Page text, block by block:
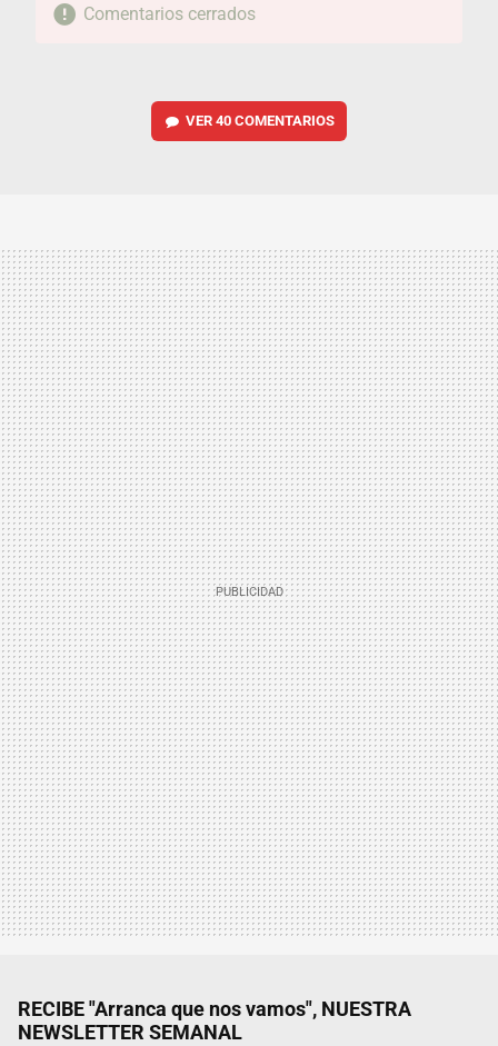
Comentarios cerrados
VER 40 COMENTARIOS
RECIBE "Arranca que nos vamos", NUESTRA
NEWSLETTER SEMANAL